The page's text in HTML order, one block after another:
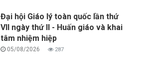
Đại hội Giáo lý toàn quốc lần thứ
VII ngày thứ II - Huấn giáo và khai
tâm nhiệm hiệp
05/08/2026 287